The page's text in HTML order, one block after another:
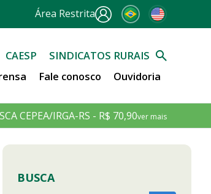
Área Restrita
CAESP
SINDICATOS RURAIS
Fale conosco Ouvidoria
CEPEA/IRGA-RS - R$ 70,90ver mais
BUSCA